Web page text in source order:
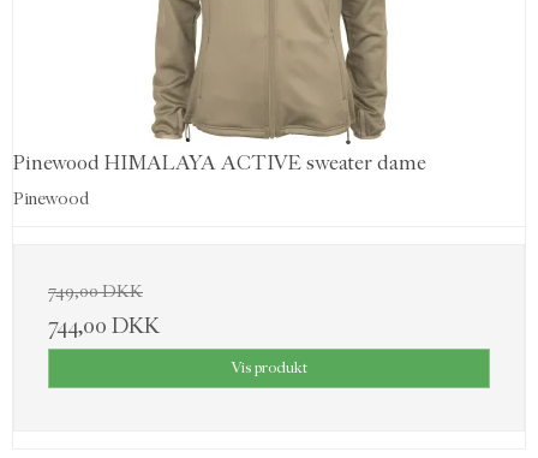
Pinewood HIMALAYA ACTIVE sweater dame
Pinewood
749,00 DKK
744,00 DKK
Vis produkt